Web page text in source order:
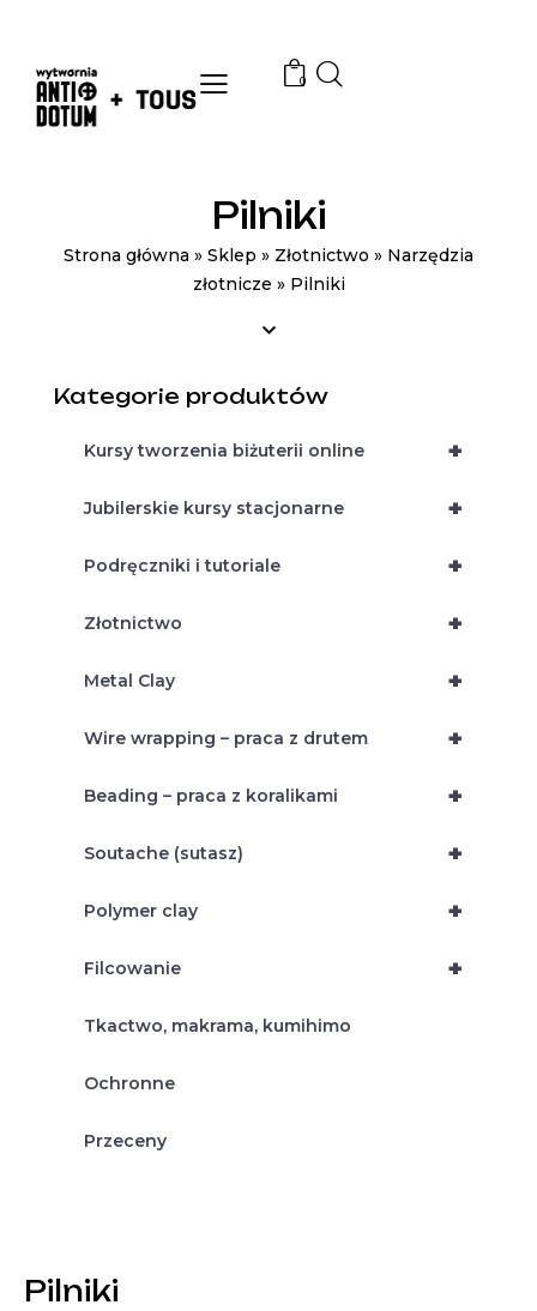
0
Pilniki
Strona główna » Sklep » Złotnictwo » Narzędzia
złotnicze » Pilniki
Pilniki
Kategorie produktów
+
Kursy tworzenia biżuterii online
+
Jubilerskie kursy stacjonarne
+
Podręczniki i tutoriale
+
Złotnictwo
+
Metal Clay
+
Wire wrapping – praca z drutem
+
Beading – praca z koralikami
+
Soutache (sutasz)
+
Polymer clay
+
Filcowanie
Tkactwo, makrama, kumihimo
Ochronne
Przeceny